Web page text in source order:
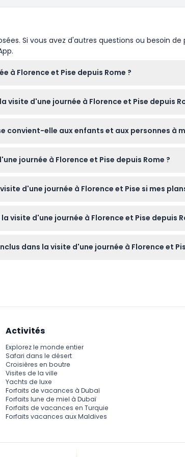
Si vous avez d'autres questions ou besoin
à Florence et Pise depuis Rome ?
d'une journée à Florence et Pise depuis
convient-elle aux enfants et aux personnes à
aux poussettes ou aux fauteuils roulants.
journée à Florence et Pise depuis Rome ?
de Florence et des visites des sites clés à Pise.
d'une journée à Florence et Pise si mes
visite d'une journée à Florence et Pise depuis
del Fiore et la Galerie de l'Académie.
dans la visite d'une journée à Florence et
Activités
Explorez le monde entier
Safari dans le désert
Croisières en boutre
Visites de la ville
Yachts de luxe
Forfaits de vacances à Dubaï
Forfaits lune de miel à Dubaï
Forfaits de vacances en Turquie
Forfaits vacances aux Maldives